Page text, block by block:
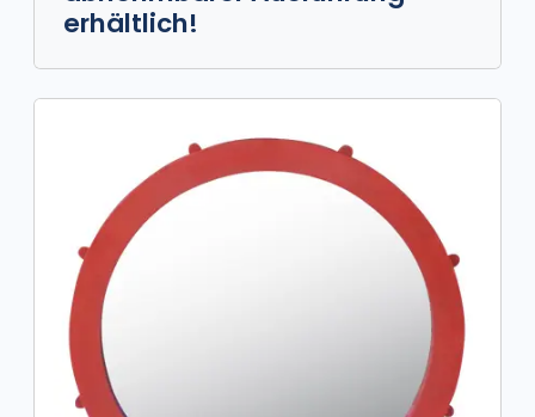
erhältlich!